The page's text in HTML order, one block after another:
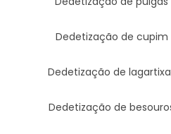
Dedetização de cupim
Dedetização de
Dedetização de